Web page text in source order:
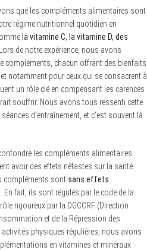
que les compléments alimentaires sont
régime nutritionnel quotidien en
la vitamine C, la vitamine D, des
Lors de notre expérience, nous avons
compléments, chacun offrant des bienfaits
notamment pour ceux qui se consacrent à
un rôle clé en compensant les carences
souffrir. Nous avons tous ressenti cette
d’entraînement, et c’est souvent là
les compléments alimentaires
avoir des effets néfastes sur la santé.
compléments sont sans effets
En fait, ils sont régulés par le code de la
rigoureux par la DGCCRF (Direction
et de la Répression des
physiques régulières, nous avons
en vitamines et minéraux